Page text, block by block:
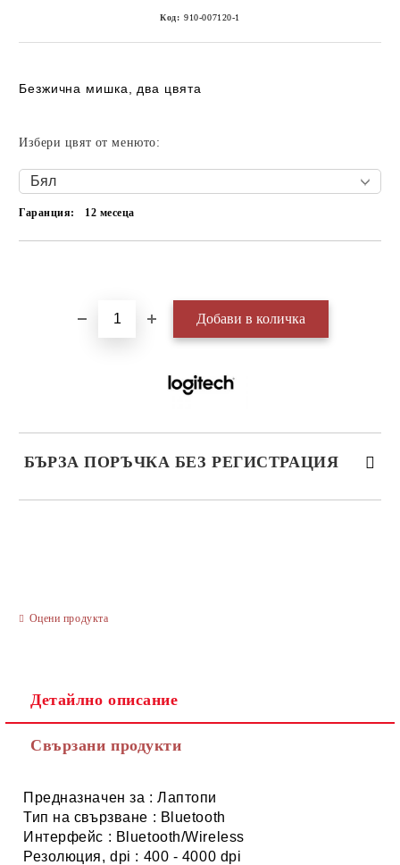
Код: 910-007120-1
Безжична мишка, два цвята
Избери цвят от менюто:
Гаранция: 12 месеца
БЪРЗА ПОРЪЧКА БЕЗ РЕГИСТРАЦИЯ
Оцени продукта
Детайлно описание
Свързани продукти
Предназначен за : Лаптопи
Тип на свързване : Bluetooth
Интерфейс : Bluetooth/Wireless
Резолюция, dpi : 400 - 4000 dpi